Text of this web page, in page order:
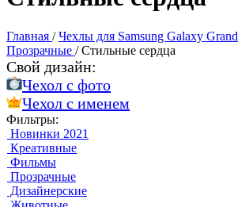
Главная / Чехлы для Samsung Galaxy Grand
Прозрачные / Стильные сердца
Свой дизайн:
Чехол c фото
Чехол c именем
Фильтры:
Новинки 2021
Креативные
Фильмы
Прозрачные
Дизайнерские